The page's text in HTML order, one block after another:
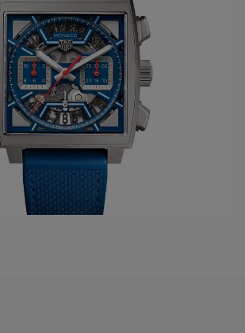
Dichter in de tijd heeft
ontwerpen dat aangedreven wordt met
Monaco V4, later wordt een prijs
Geneva Watchmaking Grand
de Mikrogirder.
tijdperk aangebroken. De SmartWatch
heeft hiervoor het
samen met Intel en Samsung: the TAG